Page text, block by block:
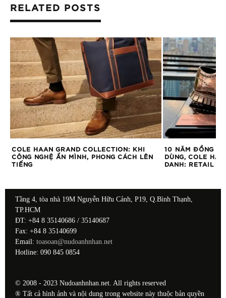
RELATED POSTS
COLE HAAN GRAND COLLECTION: KHI
CÔNG NGHỆ ẨN MÌNH, PHONG CÁCH LÊN
TIẾNG
10 NĂM ĐỒNG
DÙNG, COLE
DANH: RETAIL
Tầng 4, tòa nhà 19M Nguyễn Hữu Cảnh, P19, Q.Bình Thạnh,
TP.HCM
ĐT: +84 8 35140686 / 35140687
Fax: +84 8 35140699
Email: toasoan@nudoanhnhan.net
Hotline: 090 845 0854
© 2008 - 2023 Nudoanhnhan.net. All rights reserved
® Tất cả hình ảnh và nội dung trong website này thuộc bản quyền